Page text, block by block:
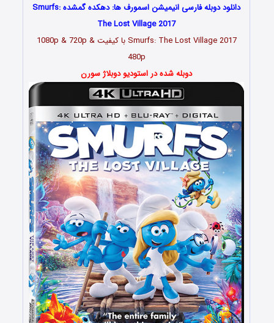
دانلود دوبله فارسی انیمیشن اسمورف ها: دهکده گمشده Smurfs:
The Lost Village 2017
Smurfs: The Lost Village 2017 با کیفیت 1080p & 720p &
480p
دوبله شده در استودیو دوبلاژ سورن